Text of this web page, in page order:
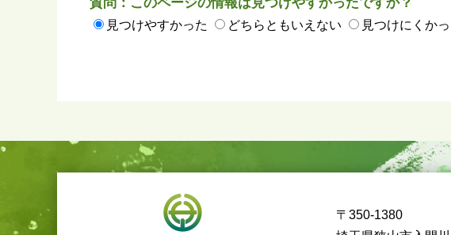
見つけやすかった どちらともいえない 見つけにくか
〒350-1380